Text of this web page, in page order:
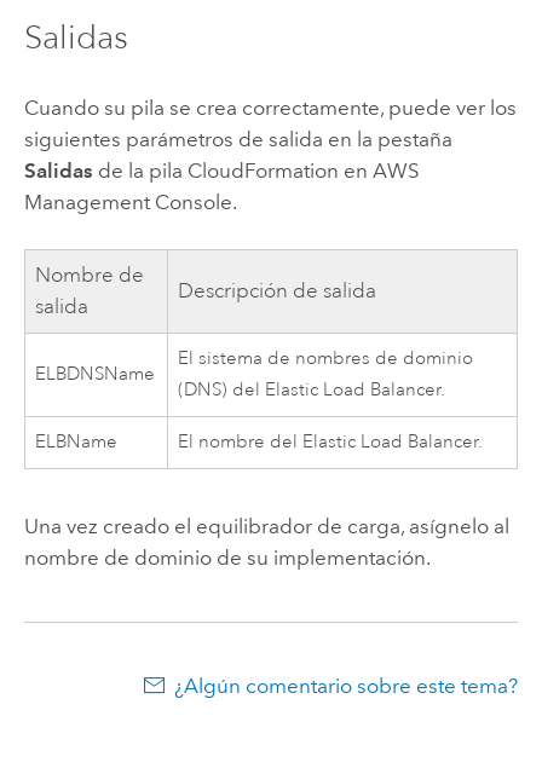
Salidas
Cuando su pila se crea correctamente, puede ver los
siguientes parámetros de salida en la pestaña
Salidas de la pila CloudFormation en AWS
Management Console.
Nombre de
salida
Descripción de salida
ELBDNSName
El sistema de nombres de dominio
(DNS) del Elastic Load Balancer.
ELBName El nombre del Elastic Load Balancer.
Una vez creado el equilibrador de carga, asígnelo al
nombre de dominio de su implementación.
¿Algún comentario sobre este tema?